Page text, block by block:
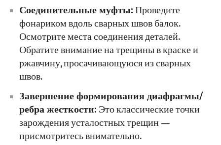
Соединительные муфты:Проведите
фонариком вдоль сварных швов балок.
Осмотрите места соединения деталей.
Обратите внимание на трещины в краске и
ржавчину, просачивающуюся из сварных
швов.
Завершение формирования диафрагмы/
ребра жесткости:Это классические точки
зарождения усталостных трещин —
присмотритесь внимательно.